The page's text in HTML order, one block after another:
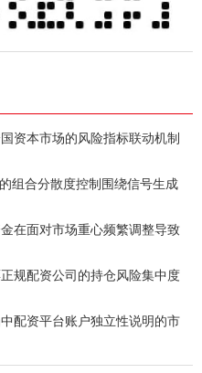
资本市场的风险指标联动机制
组合分散度控制围绕信号生成
在面对市场重心频繁调整导致
规配资公司的持仓风险集中度
配资平台账户独立性说明的市